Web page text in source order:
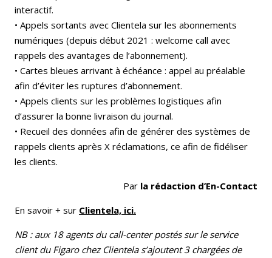
interactif.
• Appels sortants avec Clientela sur les abonnements
numériques (depuis début 2021 : welcome call avec
rappels des avantages de l’abonnement).
• Cartes bleues arrivant à échéance : appel au préalable
afin d’éviter les ruptures d’abonnement.
• Appels clients sur les problèmes logistiques afin
d’assurer la bonne livraison du journal.
• Recueil des données afin de générer des systèmes de
rappels clients après X réclamations, ce afin de fidéliser
les clients.
Par la rédaction d’En-Contact
En savoir + sur Clientela, ici.
NB : aux 18 agents du call-center postés sur le service
client du Figaro chez Clientela s’ajoutent 3 chargées de